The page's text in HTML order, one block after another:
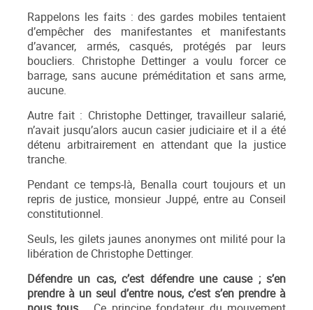
Rappelons les faits : des gardes mobiles tentaient
d’empêcher des manifestantes et manifestants
d’avancer, armés, casqués, protégés par leurs
boucliers. Christophe Dettinger a voulu forcer ce
barrage, sans aucune préméditation et sans arme,
aucune.
Autre fait : Christophe Dettinger, travailleur salarié,
n’avait jusqu’alors aucun casier judiciaire et il a été
détenu arbitrairement en attendant que la justice
tranche.
Pendant ce temps-là, Benalla court toujours et un
repris de justice, monsieur Juppé, entre au Conseil
constitutionnel.
Seuls, les gilets jaunes anonymes ont milité pour la
libération de Christophe Dettinger.
Défendre un cas, c’est défendre une cause ; s’en
prendre à un seul d’entre nous, c’est s’en prendre à